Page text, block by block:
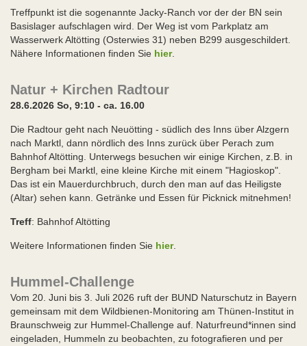
Treffpunkt ist die sogenannte Jacky-Ranch vor der der BN sein
Basislager aufschlagen wird. Der Weg ist vom Parkplatz am
Wasserwerk Altötting (Osterwies 31) neben B299 ausgeschildert.
Nähere Informationen finden Sie hier.
Natur + Kirchen Radtour
28.6.2026 So, 9:10 - ca. 16.00
Die Radtour geht nach Neuötting - südlich des Inns über Alzgern
nach Marktl, dann nördlich des Inns zurück über Perach zum
Bahnhof Altötting. Unterwegs besuchen wir einige Kirchen, z.B. in
Bergham bei Marktl, eine kleine Kirche mit einem "Hagioskop".
Das ist ein Mauerdurchbruch, durch den man auf das Heiligste
(Altar) sehen kann. Getränke und Essen für Picknick mitnehmen!
Treff: Bahnhof Altötting
Weitere Informationen finden Sie hier.
Hummel-Challenge
Vom 20. Juni bis 3. Juli 2026 ruft der BUND Naturschutz in Bayern
gemeinsam mit dem Wildbienen-Monitoring am Thünen-Institut in
Braunschweig zur Hummel-Challenge auf. Naturfreund*innen sind
eingeladen, Hummeln zu beobachten, zu fotografieren und per